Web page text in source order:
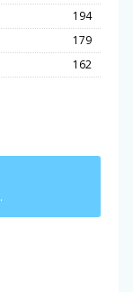
194
179
162
.